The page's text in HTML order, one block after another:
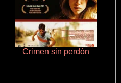
Crimen sin perdón